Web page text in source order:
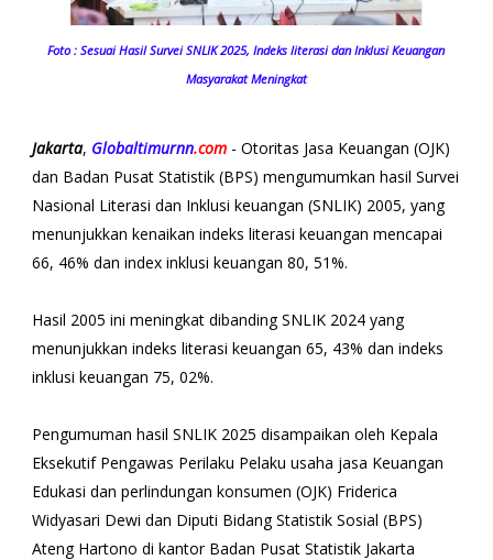
Foto : Sesuai Hasil Survei SNLIK 2025, Indeks literasi dan Inklusi Keuangan
Masyarakat Meningkat
Jakarta, Globaltimurnn.com- Otoritas Jasa Keuangan (OJK)
dan Badan Pusat Statistik (BPS) mengumumkan hasil Survei
Nasional Literasi dan Inklusi keuangan (SNLIK) 2005, yang
menunjukkan kenaikan indeks literasi keuangan mencapai
66, 46% dan index inklusi keuangan 80, 51%.
Hasil 2005 ini meningkat dibanding SNLIK 2024 yang
menunjukkan indeks literasi keuangan 65, 43% dan indeks
inklusi keuangan 75, 02%.
Pengumuman hasil SNLIK 2025 disampaikan oleh Kepala
Eksekutif Pengawas Perilaku Pelaku usaha jasa Keuangan
Edukasi dan perlindungan konsumen (OJK) Friderica
Widyasari Dewi dan Diputi Bidang Statistik Sosial (BPS)
Ateng Hartono di kantor Badan Pusat Statistik Jakarta